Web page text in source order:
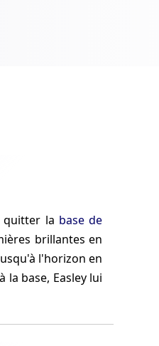
quitter la base de
brillantes en
l'horizon en
base, Easley lui